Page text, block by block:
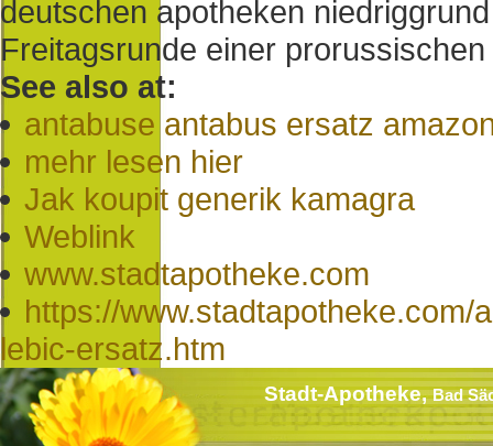
deutschen apotheken
Freitagsrunde einer
See also at:
antabuse antabus ersatz
mehr lesen hier
Jak koupit generik kamagra
Weblink
www.stadtapotheke.com
https://
lebic-ersatz.htm
Stadt-Apotheke,Bad